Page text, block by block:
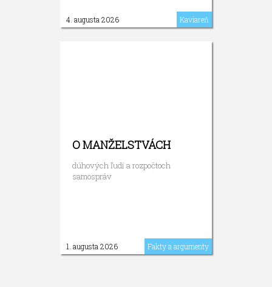
4. augusta 2026 Kaviareň
O MANŽELSTVÁCH
dúhových ľudí a rozpočtoch
samospráv
1. augusta 2026 Fakty a argumenty